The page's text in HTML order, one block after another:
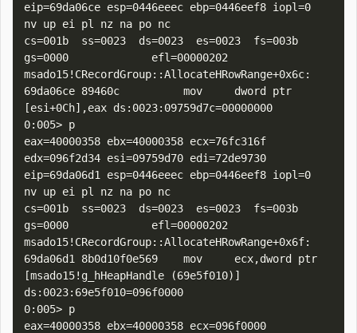
eip=69da06ce esp=0446eeec ebp=0446eef8 iopl=0
nv up ei pl nz na po nc
cs=001b  ss=0023  ds=0023  es=0023  fs=003b
gs=0000             efl=00000202
msado15!CRecordGroup::AllocateHRowRange+0x6c:
69da06ce 89460c          mov     dword ptr
[esi+0Ch],eax ds:0023:09759d7c=00000000
0:005> p
eax=40000358 ebx=40000358 ecx=76fc316f
edx=096f2d34 esi=09759d70 edi=72de9730
eip=69da06d1 esp=0446eeec ebp=0446eef8 iopl=0
nv up ei pl nz na po nc
cs=001b  ss=0023  ds=0023  es=0023  fs=003b
gs=0000             efl=00000202
msado15!CRecordGroup::AllocateHRowRange+0x6f:
69da06d1 8b0d10f0e569    mov     ecx,dword ptr
[msado15!g_hHeapHandle (69e5f010)]
ds:0023:69e5f010=096f0000
0:005> p
eax=40000358 ebx=40000358 ecx=096f0000